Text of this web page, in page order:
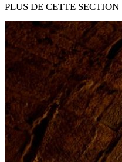
PLUS DE CETTE SECTION